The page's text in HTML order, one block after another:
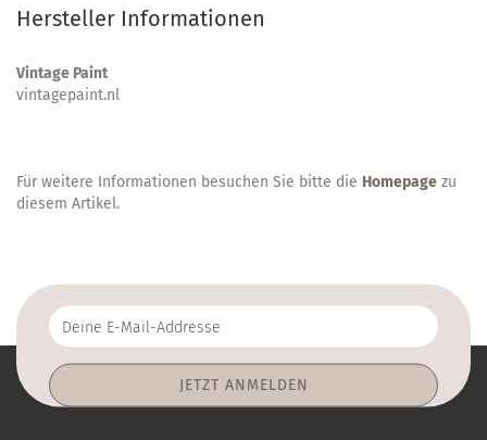
Hersteller Informationen
Vintage Paint
vintagepaint.nl
Für weitere Informationen besuchen Sie bitte die Homepage zu
diesem Artikel.
Deine
E-
Addresse